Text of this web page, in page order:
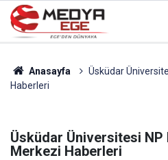
Anasayfa
Üsküdar
Haberleri
Üsküdar Üniversitesi NP
Merkezi Haberleri